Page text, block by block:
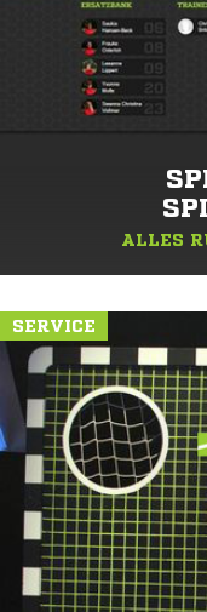
ALLES
SERVICE